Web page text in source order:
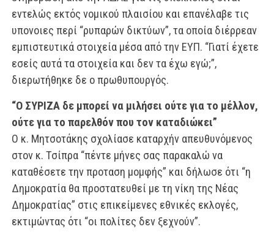
εντελώς εκτός νομικού πλαισίου και επανέλαβε τις
υπονοιες περί “ρυπαρών δικτύων”, τα οποία διέρρεαν
εμπιστευτικά στοιχεία μέσα από την ΕΥΠ. “Γιατί έχετε
εσείς αυτά τα στοιχεία και δεν τα έχω εγώ;”,
διερωτήθηκε δε ο πρωθυπουργός.
“Ο ΣΥΡΙΖΑ δε μπορεί να μιλήσει ούτε για το μέλλον,
ούτε για το παρελθόν που τον καταδιώκει”
Ο κ. Μητσοτάκης σχολίασε καταρχήν απευθυνόμενος
στον κ. Τσίπρα “πέντε μήνες σας παρακαλώ να
καταθέσετε την προταση μομφής” και δήλωσε ότι “η
Δημοκρατία θα προστατευθεί με τη νίκη της Νέας
Δημοκρατίας” στις επικείμενες εθνικές εκλογές,
εκτιμώντας ότι “οι πολίτες δεν ξεχνούν”.